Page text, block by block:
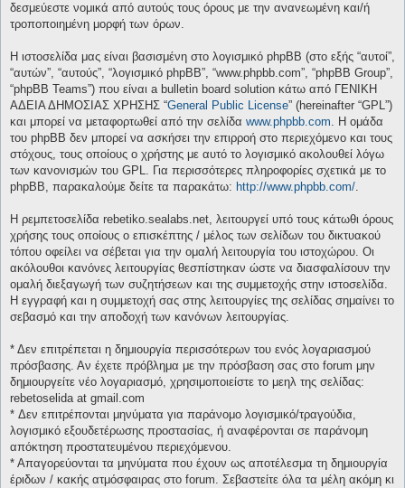
δεσμεύεστε νομικά από αυτούς τους όρους με την ανανεωμένη και/ή
τροποποιημένη μορφή των όρων.
Η ιστοσελίδα μας είναι βασισμένη στο λογισμικό phpBB (στο εξής “αυτοί”,
“αυτών”, “αυτούς”, “λογισμικό phpBB”, “www.phpbb.com”, “phpBB Group”,
“phpBB Teams”) που είναι a bulletin board solution κάτω από ΓΕΝΙΚΗ
ΑΔΕΙΑ ΔΗΜΟΣΙΑΣ ΧΡΗΣΗΣ “General Public License” (hereinafter “GPL”)
και μπορεί να μεταφορτωθεί από την σελίδα www.phpbb.com. Η ομάδα
του phpBB δεν μπορεί να ασκήσει την επιρροή στο περιεχόμενο και τους
στόχους, τους οποίους ο χρήστης με αυτό το λογισμικό ακολουθεί λόγω
των κανονισμών του GPL. Για περισσότερες πληροφορίες σχετικά με το
phpBB, παρακαλούμε δείτε τα παρακάτω: http://www.phpbb.com/.
Η ρεμπετοσελίδα rebetiko.sealabs.net, λειτουργεί υπό τους κάτωθι όρους
χρήσης τους οποίους ο επισκέπτης / μέλος των σελίδων του δικτυακού
τόπου οφείλει να σέβεται για την ομαλή λειτουργία του ιστοχώρου. Οι
ακόλουθοι κανόνες λειτουργίας θεσπίστηκαν ώστε να διασφαλίσουν την
ομαλή διεξαγωγή των συζητήσεων και της συμμετοχής στην ιστοσελίδα.
Η εγγραφή και η συμμετοχή σας στης λειτουργίες της σελίδας σημαίνει το
σεβασμό και την αποδοχή των κανόνων λειτουργίας.
* Δεν επιτρέπεται η δημιουργία περισσότερων του ενός λογαριασμού
πρόσβασης. Αν έχετε πρόβλημα με την πρόσβαση σας στο forum μην
δημιουργείτε νέο λογαριασμό, χρησιμοποιείστε το μεηλ της σελίδας:
rebetoselida at gmail.com
* Δεν επιτρέπονται μηνύματα για παράνομο λογισμικό/τραγούδια,
λογισμικό εξουδετέρωσης προστασίας, ή αναφέρονται σε παράνομη
απόκτηση προστατευμένου περιεχόμενου.
* Απαγορεύονται τα μηνύματα που έχουν ως αποτέλεσμα τη δημιουργία
έριδων / κακής ατμόσφαιρας στο forum. Σεβαστείτε όλα τα μέλη ακόμη κι